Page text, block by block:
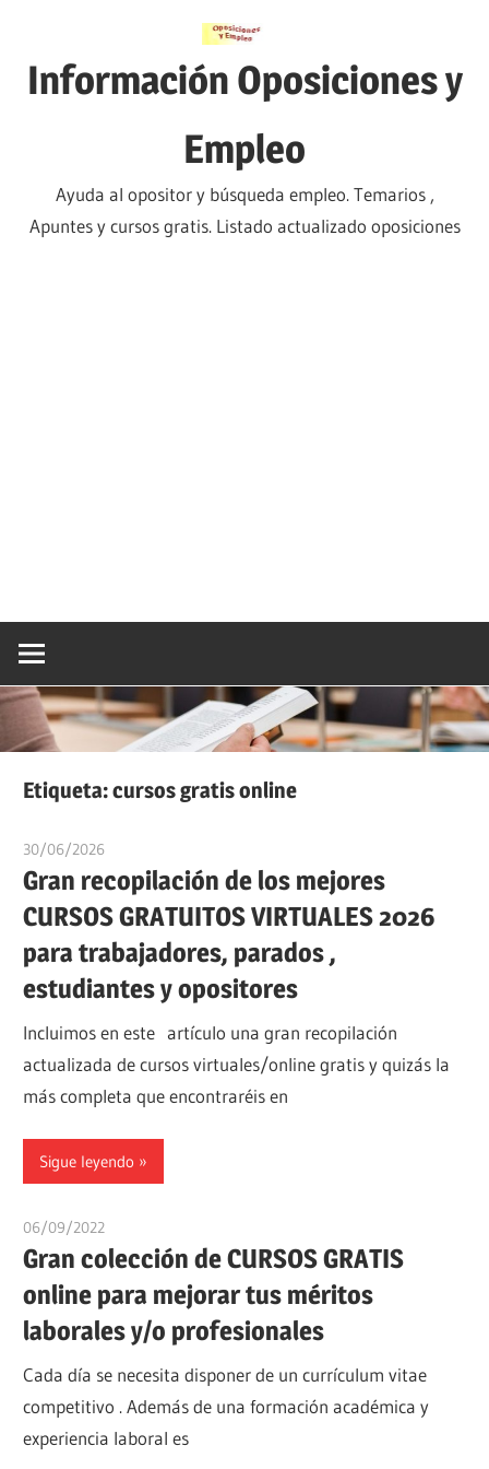
contenido
Información Oposiciones y
Empleo
Ayuda al opositor y búsqueda empleo. Temarios ,
Apuntes y cursos gratis. Listado actualizado oposiciones
Etiqueta:cursos gratis online
30/06/2026
Gran recopilación de los mejores
CURSOS GRATUITOS VIRTUALES 2026
para trabajadores, parados ,
estudiantes y opositores
Incluimos en este artículo una gran recopilación
actualizada de cursos virtuales/online gratis y quizás la
más completa que encontraréis en
Sigue leyendo
06/09/2022
Gran colección de CURSOS GRATIS
online para mejorar tus méritos
laborales y/o profesionales
Cada día se necesita disponer de un currículum vitae
competitivo . Además de una formación académica y
experiencia laboral es